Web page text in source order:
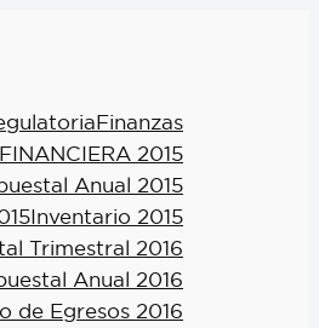
Finanzas
2015
Anual 2015
Inventario 2015
Trimestral 2016
Anual 2016
de Egresos 2016